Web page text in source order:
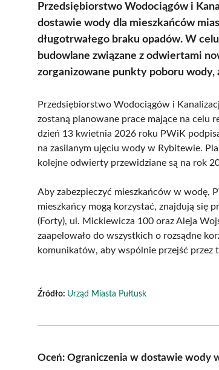
Przedsiębiorstwo Wodociągów i
dostawie wody dla mieszkańców
długotrwałego braku opadów. W
budowlane związane z odwiertami
zorganizowane punkty poboru
Przedsiębiorstwo Wodociągów i
zostaną planowane prace mające na celu
dzień 13 kwietnia 2026 roku PWiK
na zasilanym ujęciu wody w Rybitewie.
kolejne odwierty przewidziane są na rok
Aby zabezpieczyć mieszkańców w wodę,
mieszkańcy mogą korzystać, znajdują się
(Forty), ul. Mickiewicza 100 oraz Aleja
zaapelowało do wszystkich o rozsądne
komunikatów, aby wspólnie przejść przez
Źródło: Urząd Miasta Pułtusk
Oceń: Ograniczenia w dostawie wody